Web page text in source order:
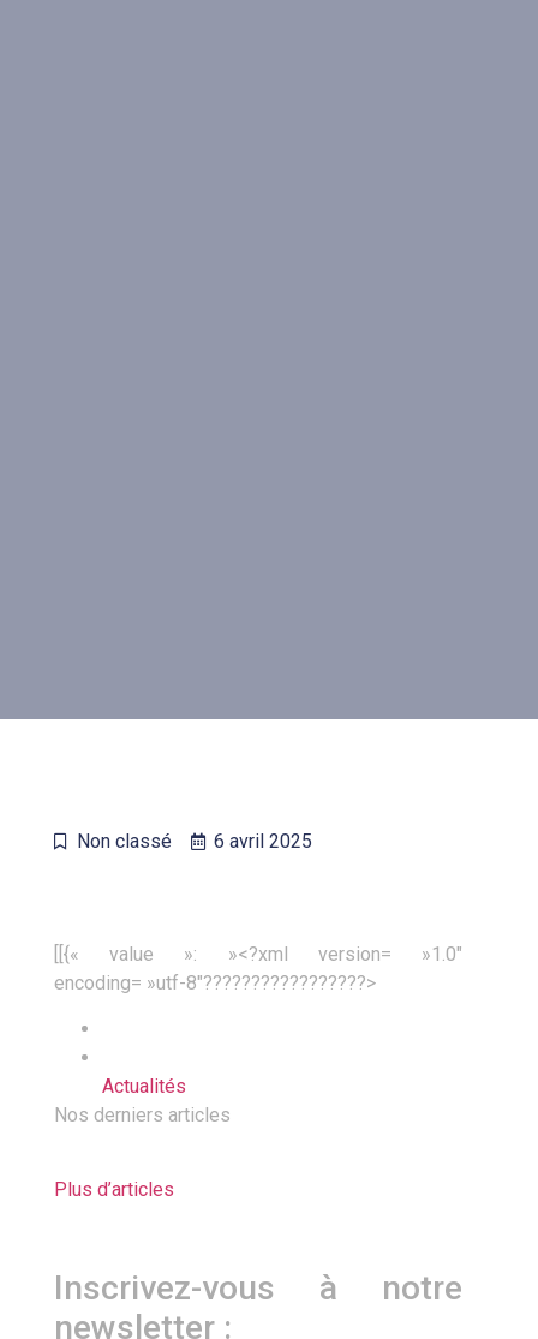
Non classé 6 avril 2025
[[{« value »: »<?xml version= »1.0″
encoding= »utf-8″?????????????????>
Actualités
Nos derniers articles
Plus d’articles
Inscrivez-vous à notre
newsletter :